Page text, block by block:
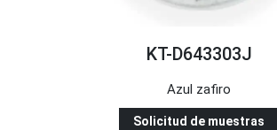
KT-D643303J
Azul zafiro
Solicitud de muestras